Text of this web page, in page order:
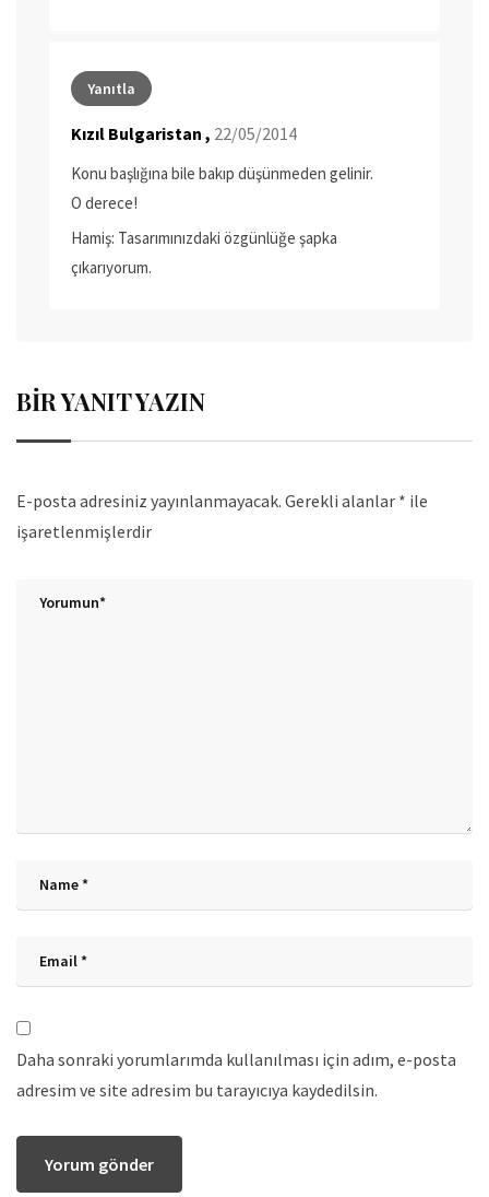
Yanıtla
Kızıl Bulgaristan , 22/05/2014
Konu başlığına bile bakıp düşünmeden gelinir.
O derece!
Hamiş: Tasarımınızdaki özgünlüğe şapka
çıkarıyorum.
BIR YANIT YAZIN
E-posta adresiniz yayınlanmayacak. Gerekli alanlar * ile
işaretlenmişlerdir
Daha sonraki yorumlarımda kullanılması için adım, e-posta
adresim ve site adresim bu tarayıcıya kaydedilsin.